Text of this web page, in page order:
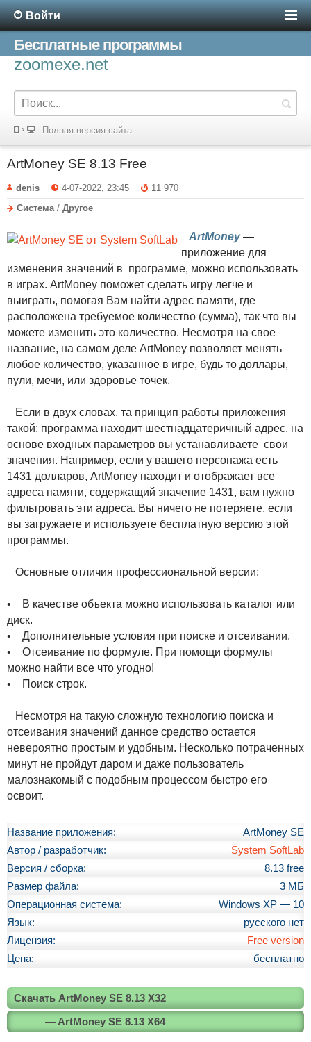
Войти
Бесплатные программы
zoomexe.net
Полная версия сайта
ArtMoney SE 8.13 Free
denis 4-07-2022, 23:45
11 970
Система / Другое
ArtMoney—
приложение для
изменения значений в программе, можно использовать
в играх. ArtMoney поможет сделать игру легче и
выиграть, помогая Вам найти адрес памяти, где
расположена требуемое количество (сумма), так что вы
можете изменить это количество. Несмотря на свое
название, на самом деле ArtMoney позволяет менять
любое количество, указанное в игре, будь то доллары,
пули, мечи, или здоровье точек.
Если в двух словах, та принцип работы приложения
такой: программа находит шестнадцатеричный адрес, на
основе входных параметров вы устанавливаете свои
значения. Например, если у вашего персонажа есть
1431 долларов, ArtMoney находит и отображает все
адреса памяти, содержащий значение 1431, вам нужно
фильтровать эти адреса. Вы ничего не потеряете, если
вы загружаете и используете бесплатную версию этой
программы.
Основные отличия профессиональной версии:
• В качестве объекта можно использовать каталог или
диск.
• Дополнительные условия при поиске и отсеивании.
• Отсеивание по формуле. При помощи формулы
можно найти все что угодно!
• Поиск строк.
Несмотря на такую сложную технологию поиска и
отсеивания значений данное средство остается
невероятно простым и удобным. Несколько потраченных
минут не пройдут даром и даже пользователь
малознакомый с подобным процессом быстро его
освоит.
Название приложения:
ArtMoney SE
Автор / разработчик:
System SoftLab
Версия / сборка:
8.13 free
Размер файла:
3 МБ
Операционная система:
Windows XP — 10
Язык:
русского нет
Лицензия:
Free version
Цена:
бесплатно
Скачать ArtMoney SE 8.13 X32
— ArtMoney SE 8.13 X64